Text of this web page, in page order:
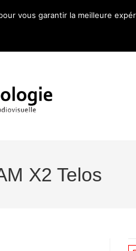
X2 Telos
vous garantir la meilleure